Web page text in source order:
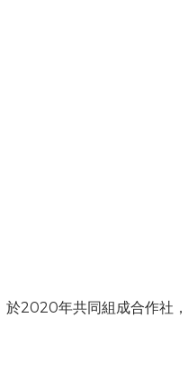
2020年共同組成合作社